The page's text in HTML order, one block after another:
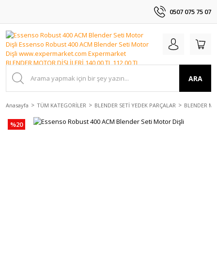
0507 075 75 07
ARA
Anasayfa TÜM KATEGORİLER BLENDER SETİ YEDEK PARÇALAR BLENDER
%20